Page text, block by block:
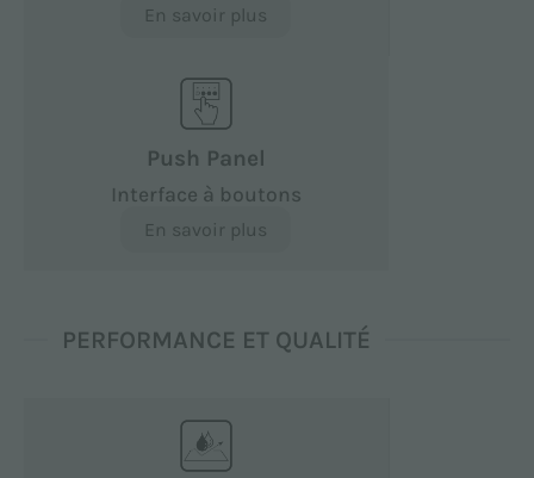
En savoir plus
Push Panel
Interface à boutons
En savoir plus
PERFORMANCE ET QUALITÉ